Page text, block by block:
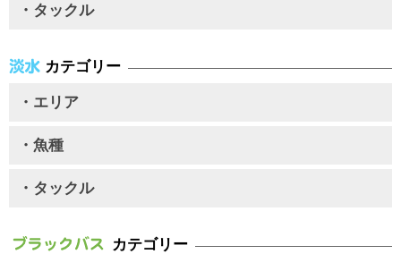
・タックル
カテゴリー
・エリア
・魚種
・タックル
カテゴリー